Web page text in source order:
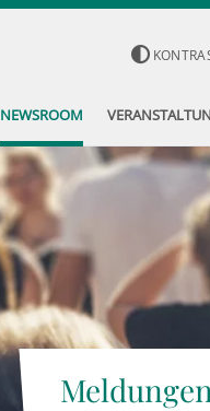
NEWSROOM
Meldungen